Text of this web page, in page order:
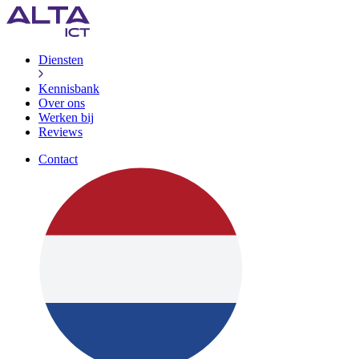
Diensten
Kennisbank
Over ons
Werken bij
Reviews
Contact